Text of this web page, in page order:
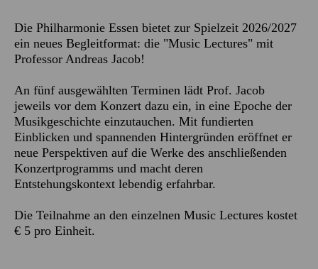
Die Philharmonie Essen bietet zur Spielzeit 2026/2027
ein neues Begleitformat: die "Music Lectures" mit
Professor Andreas Jacob!
An fünf ausgewählten Terminen lädt Prof. Jacob
jeweils vor dem Konzert dazu ein, in eine Epoche der
Musikgeschichte einzutauchen. Mit fundierten
Einblicken und spannenden Hintergründen eröffnet er
neue Perspektiven auf die Werke des anschließenden
Konzertprogramms und macht deren
Entstehungskontext lebendig erfahrbar.
Die Teilnahme an den einzelnen Music Lectures kostet
€ 5 pro Einheit.